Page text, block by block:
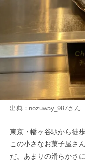
出典： nozuway_997さん
東京・幡ヶ谷駅から徒
この小さなお菓子屋さ
だ。あまりの滑らかさ